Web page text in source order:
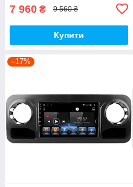
7 960 ₴ 9 560 ₴
Купити
–17%